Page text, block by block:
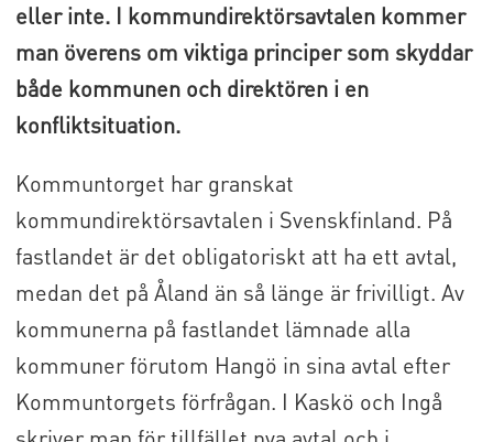
eller inte. I kommundirektörsavtalen kommer
man överens om viktiga principer som skyddar
både kommunen och direktören i en
konfliktsituation.
Kommuntorget har granskat
kommundirektörsavtalen i Svenskfinland. På
fastlandet är det obligatoriskt att ha ett avtal,
medan det på Åland än så länge är frivilligt. Av
kommunerna på fastlandet lämnade alla
kommuner förutom Hangö in sina avtal efter
Kommuntorgets förfrågan. I Kaskö och Ingå